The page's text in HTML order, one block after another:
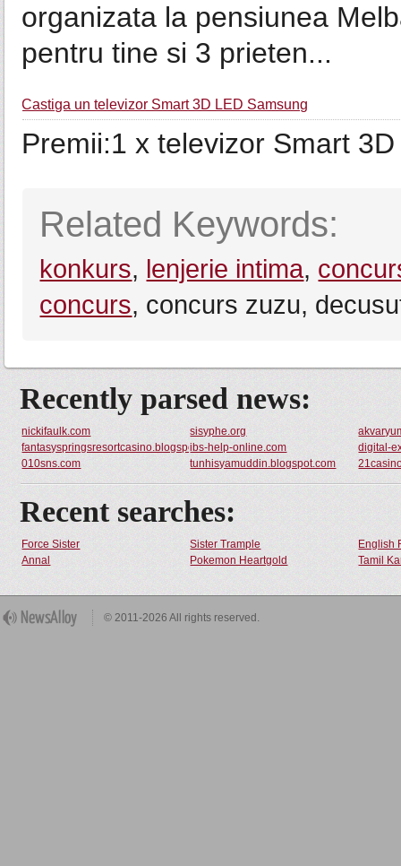
organizata la pensiunea
pentru tine si 3 prieten...
Castiga un televizor Smart 3D LED Samsung
Premii:1 x televizor Smart
Related Keywords:
konkurs, lenjerie intima,
concurs, concurs zuzu,
Recently parsed news:
nickifaulk.com sisyphe.org
fantasyspringsresortcasino.blogspot.comibs-help-online.com
digital-
010sns.com
tunhisyamuddin.blogspot.com
Recent searches:
Force Sister Sister Trample
English
Annal
Pokemon Heartgold Tamil
© 2011-2026 All rights reserved.